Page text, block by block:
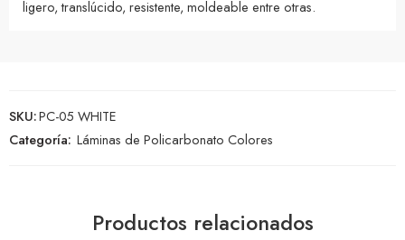
ligero, translúcido, resistente, moldeable entre otras.
SKU:PC-05 WHITE
Categoría: Láminas de Policarbonato Colores
Productos relacionados